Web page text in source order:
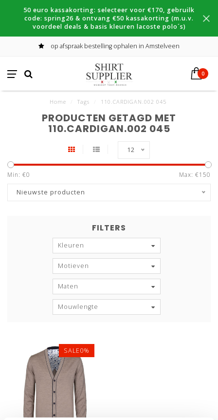
50 euro kassakorting: selecteer voor €170, gebruilk
code: spring26 & ontvang €50 kassakorting (m.u.v.
voordeel deals & basis kleuren lacoste polo´s)
op afspraak bestelling ophalen in Amstelveen
0
Home Tags 110.CARDIGAN.002 045
PRODUCTEN GETAGD MET
110.CARDIGAN.002 045
12
Min: €0 Max: €150
Nieuwste producten
FILTERS
Kleuren
Motieven
Maten
Mouwlengte
SALE0%